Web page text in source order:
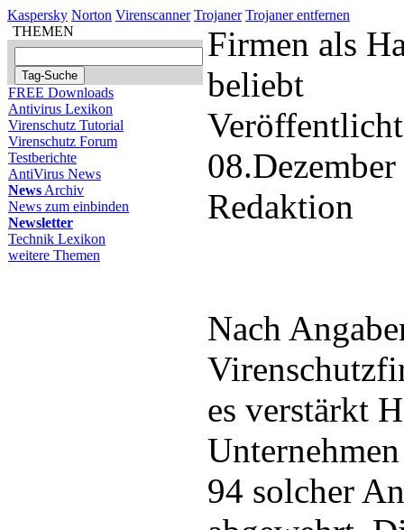
Kaspersky Norton Virenscanner Trojaner Trojaner entfernen
THEMEN
FREE Downloads
Antivirus Lexikon
Virenschutz Tutorial
Virenschutz Forum
Testberichte
AntiVirus News
News Archiv
News zum einbinden
Newsletter
Technik Lexikon
weitere Themen
Firmen als
beliebt
Redaktion
Nach
es verstärkt
94 solcher